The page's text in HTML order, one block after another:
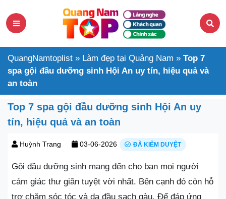
QuangNamtoplist » Làm đẹp tại Quảng Nam » Top 7
spa gội đầu dưỡng sinh Hội An uy tín, hiệu quả và
an toàn
Top 7 spa gội đầu dưỡng sinh Hội An uy
tín, hiệu quả và an toàn
Huỳnh Trang 03-06-2026 ĐÃ KIỂM DUYỆT
Gội đầu dưỡng sinh mang đến cho bạn mọi người
cảm giác thư giãn tuyệt vời nhất. Bên cạnh đó còn hỗ
trợ chăm sóc tóc và da đầu sạch gàu. Để đáp ứng